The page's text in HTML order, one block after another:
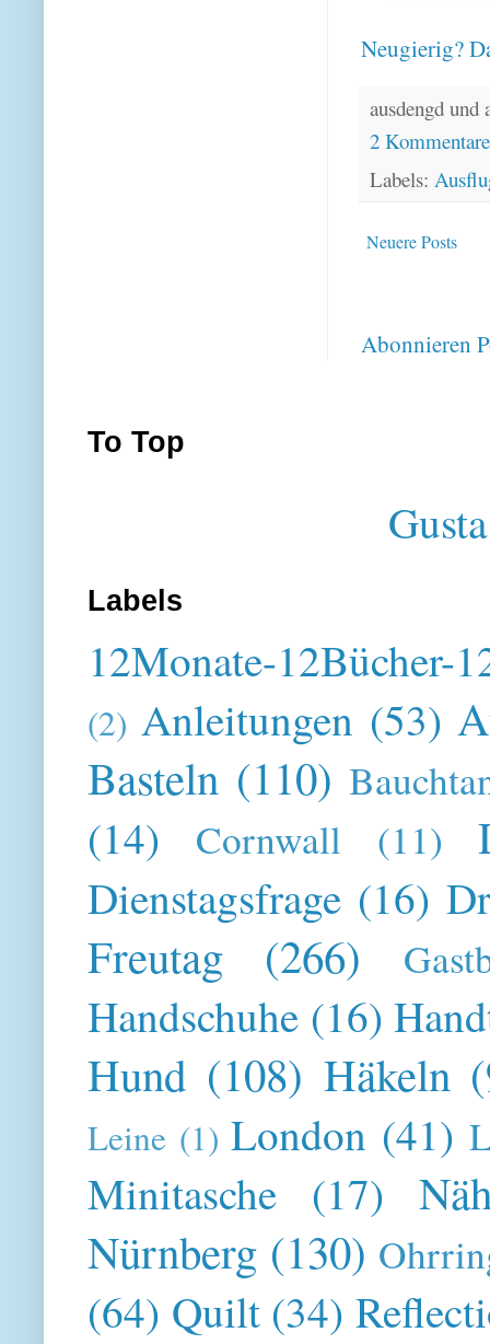
Neugierig?
ausdengd
2
Labels:
Neuere Posts
Abonnieren
To Top
Labels
12Monate-12Bücher-
(2) Anleitungen (53)
Basteln (110)
(14) Cornwall (11)
Dienstagsfrage (16)
Freutag (266)
Handschuhe (16)
Hund (108) Häkeln
Leine (1) London (41)
Minitasche (17)
Nürnberg (130)
(64) Quilt (34)